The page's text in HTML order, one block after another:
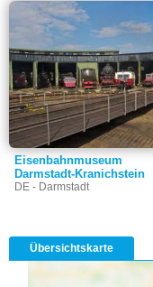
Eisenbahnmuseum
Darmstadt-Kranichstein
DE - Darmstadt
Übersichtskarte